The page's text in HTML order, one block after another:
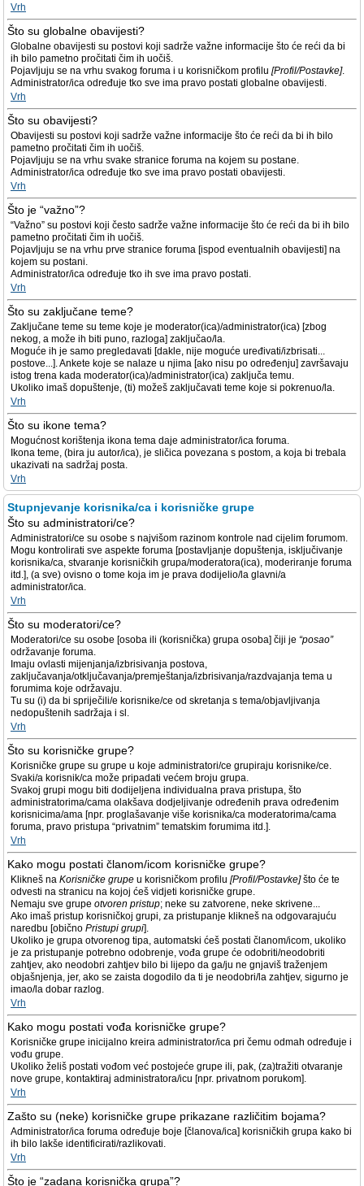
Vrh
Što su globalne obavijesti?
Globalne obavijesti su postovi koji sadrže važne informacije što će reći da bi
ih bilo pametno pročitati čim ih uočiš.
Pojavljuju se na vrhu svakog foruma i u korisničkom profilu [Profil/Postavke].
Administrator/ica određuje tko sve ima pravo postati globalne obavijesti.
Vrh
Što su obavijesti?
Obavijesti su postovi koji sadrže važne informacije što će reći da bi ih bilo
pametno pročitati čim ih uočiš.
Pojavljuju se na vrhu svake stranice foruma na kojem su postane.
Administrator/ica određuje tko sve ima pravo postati obavijesti.
Vrh
Što je “važno”?
“Važno” su postovi koji često sadrže važne informacije što će reći da bi ih bilo
pametno pročitati čim ih uočiš.
Pojavljuju se na vrhu prve stranice foruma [ispod eventualnih obavijesti] na
kojem su postani.
Administrator/ica određuje tko ih sve ima pravo postati.
Vrh
Što su zaključane teme?
Zaključane teme su teme koje je moderator(ica)/administrator(ica) [zbog
nekog, a može ih biti puno, razloga] zaključao/la.
Moguće ih je samo pregledavati [dakle, nije moguće uređivati/izbrisati...
postove...]. Ankete koje se nalaze u njima [ako nisu po određenju] završavaju
istog trena kada moderator(ica)/administrator(ica) zaključa temu.
Ukoliko imaš dopuštenje, (ti) možeš zaključavati teme koje si pokrenuo/la.
Vrh
Što su ikone tema?
Mogućnost korištenja ikona tema daje administrator/ica foruma.
Ikona teme, (bira ju autor/ica), je sličica povezana s postom, a koja bi trebala
ukazivati na sadržaj posta.
Vrh
Stupnjevanje korisnika/ca i korisničke grupe
Što su administratori/ce?
Administratori/ce su osobe s najvišom razinom kontrole nad cijelim forumom.
Mogu kontrolirati sve aspekte foruma [postavljanje dopuštenja, isključivanje
korisnika/ca, stvaranje korisničkih grupa/moderatora(ica), moderiranje foruma
itd.], (a sve) ovisno o tome koja im je prava dodijelio/la glavni/a
administrator/ica.
Vrh
Što su moderatori/ce?
Moderatori/ce su osobe [osoba ili (korisnička) grupa osoba] čiji je “posao”
održavanje foruma.
Imaju ovlasti mijenjanja/izbrisivanja postova,
zaključavanja/otključavanja/premještanja/izbrisivanja/razdvajanja tema u
forumima koje održavaju.
Tu su (i) da bi spriječili/e korisnike/ce od skretanja s tema/objavljivanja
nedopuštenih sadržaja i sl.
Vrh
Što su korisničke grupe?
Korisničke grupe su grupe u koje administratori/ce grupiraju korisnike/ce.
Svaki/a korisnik/ca može pripadati većem broju grupa.
Svakoj grupi mogu biti dodijeljena individualna prava pristupa, što
administratorima/cama olakšava dodjeljivanje određenih prava određenim
korisnicima/ama [npr. proglašavanje više korisnika/ca moderatorima/cama
foruma, pravo pristupa “privatnim” tematskim forumima itd.].
Vrh
Kako mogu postati članom/icom korisničke grupe?
Klikneš na Korisničke grupe u korisničkom profilu [Profil/Postavke]što će te
odvesti na stranicu na kojoj ćeš vidjeti korisničke grupe.
Nemaju sve grupe otvoren pristup; neke su zatvorene, neke skrivene...
Ako imaš pristup korisničkoj grupi, za pristupanje klikneš na odgovarajuću
naredbu [obično Pristupi grupi].
Ukoliko je grupa otvorenog tipa, automatski ćeš postati članom/icom, ukoliko
je za pristupanje potrebno odobrenje, vođa grupe će odobriti/neodobriti
zahtjev, ako neodobri zahtjev bilo bi lijepo da ga/ju ne gnjaviš traženjem
objašnjenja, jer, ako se zaista dogodilo da ti je neodobri/la zahtjev, sigurno je
imao/la dobar razlog.
Vrh
Kako mogu postati vođa korisničke grupe?
Korisničke grupe inicijalno kreira administrator/ica pri čemu odmah određuje i
vođu grupe.
Ukoliko želiš postati vođom već postojeće grupe ili, pak, (za)tražiti otvaranje
nove grupe, kontaktiraj administratora/icu [npr. privatnom porukom].
Vrh
Zašto su (neke) korisničke grupe prikazane različitim bojama?
Administrator/ica foruma određuje boje [članova/ica] korisničkih grupa kako bi
ih bilo lakše identificirati/razlikovati.
Vrh
Što je “zadana korisnička grupa”?